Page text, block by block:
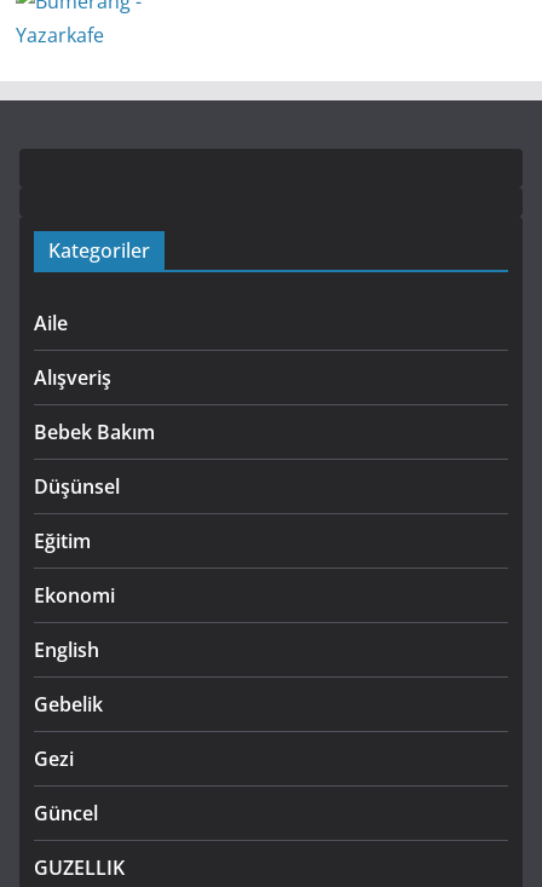
Kategoriler
Aile
Alışveriş
Bebek Bakım
Düşünsel
Eğitim
Ekonomi
English
Gebelik
Gezi
Güncel
GUZELLIK